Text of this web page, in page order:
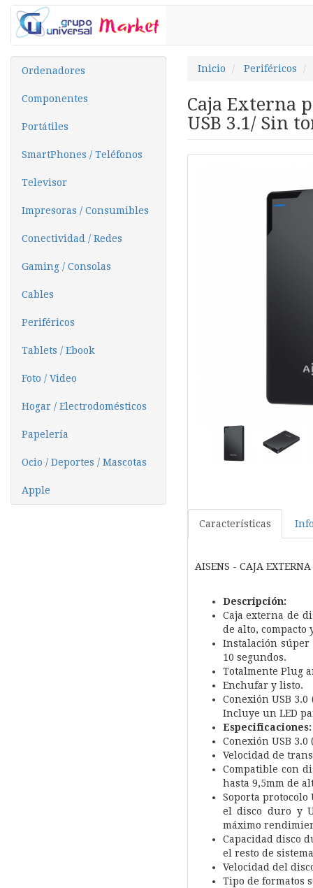
Ordenadores
Componentes
Portátiles
SmartPhones / Teléfonos
Televisor
Impresoras / Consumibles
Conectividad / Redes
Gaming / Consolas
Cables
Periféricos
Tablets / Ebook
Foto / Video
Hogar / Electrodomésticos
Papelería
Ocio / Deportes / Mascotas
Apple
Inicio Periféricos
Caja Externa
USB 3.1/ Sin
Características
AISENS - CAJA
Descripción:
Caja externa de
de alto,
Instalación
10 segundos.
Totalmente Plug
Enchufar y listo.
Conexión USB
Incluye un LED
Especificaciones:
Conexión USB 3.0
Velocidad de
Compatible con
hasta 9,5mm de
Soporta
el disco duro y
máximo
Capacidad disco
el resto de
Velocidad del
Tipo de formatos